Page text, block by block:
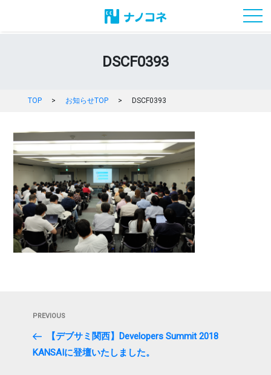
DSCF0393
TOP > お知らせTOP > DSCF0393
ナ
Previous
Post
PREVIOUS
【デブサミ関西】Developers Summit 2018
KANSAIに登壇いたしました。